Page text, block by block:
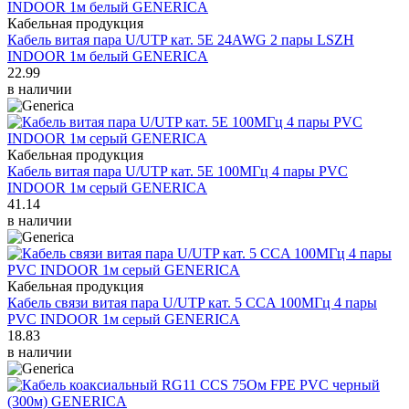
Кабельная продукция
Кабель витая пара U/UTP кат. 5E 24AWG 2 пары LSZH
INDOOR 1м белый GENERICA
22.99
в наличии
Кабельная продукция
Кабель витая пара U/UTP кат. 5E 100МГц 4 пары PVC
INDOOR 1м серый GENERICA
41.14
в наличии
Кабельная продукция
Кабель связи витая пара U/UTP кат. 5 CCA 100МГц 4 пары
PVC INDOOR 1м серый GENERICA
18.83
в наличии